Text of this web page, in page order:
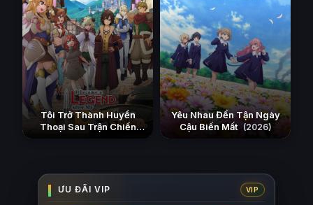
Tôi Trở Thành Huyền
Thoại Sau Trận Chiến
Yêu Nhau Đến Tận Ngày
Cậu Biến Mất (2026)